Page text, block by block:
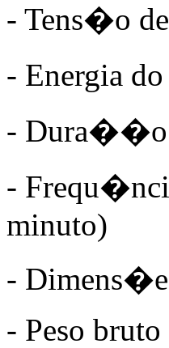
- Tens�o
- Energia
- Dura��o
-
minuto)
-
- Peso